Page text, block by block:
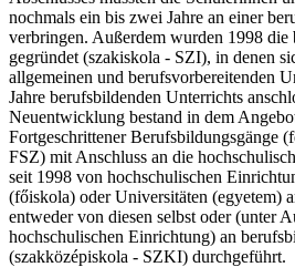
nochmals ein bis zwei Jahre an einer
verbringen. Außerdem wurden 1998 die
gegründet (szakiskola - SZI), in denen
allgemeinen und berufsvorbereitenden
Jahre berufsbildenden Unterrichts
Neuentwicklung bestand in dem
Fortgeschrittener Berufsbildungsgänge
FSZ) mit Anschluss an die
seit 1998 von hochschulischen
(főiskola) oder Universitäten (egyetem)
entweder von diesen selbst oder (unter
hochschulischen Einrichtung) an
(szakközépiskola - SZKI) durchgeführt.